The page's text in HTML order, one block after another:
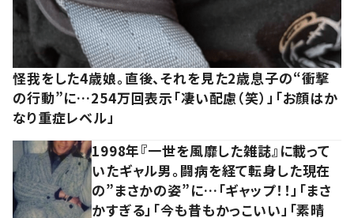
怪我をした4歳娘。直後、それを見た2歳息子の“衝撃
の行動”に…254万回表示「凄い配慮（笑）」「お顔はか
なり重症レベル」
1998年『一世を風靡した雑誌』に載って
いたギャル男。闘病を経て転身した現在
の”まさかの姿”に…「ギャップ！！」「まさ
かすぎる」「今も昔もかっこいい」「素晴